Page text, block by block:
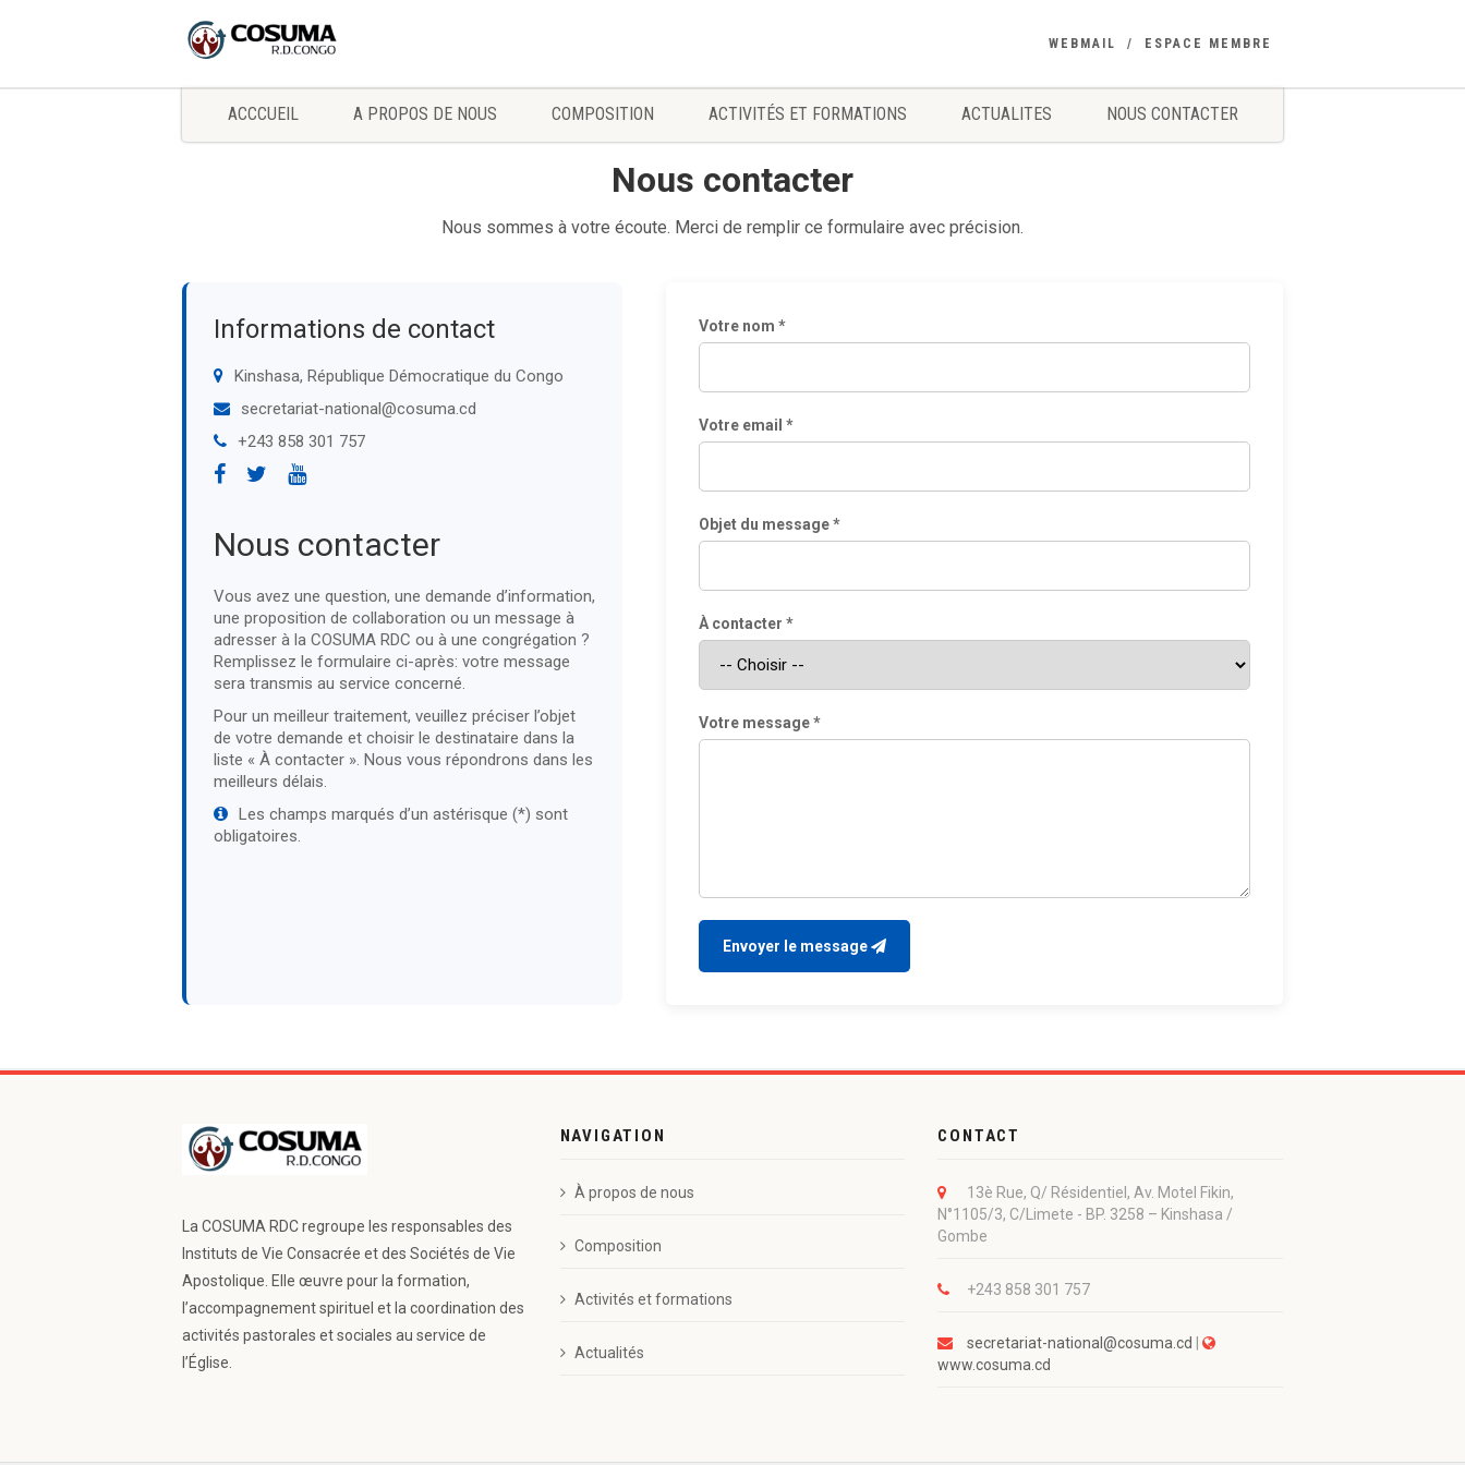
WEBMAIL ESPACE MEMBRE
ACCCUEIL A PROPOS DE NOUS COMPOSITION ACTIVITÉS ET FORMATIONS ACTUALITES NOUS CONTACTER
Nous contacter
Nous sommes à votre écoute. Merci de remplir ce formulaire avec précision.
Informations de contact
Kinshasa, République Démocratique du Congo
secretariat-national@cosuma.cd
+243 858 301 757
Nous contacter
Vous avez une question, une demande d’information,
une proposition de collaboration ou un message à
adresser à la COSUMA RDC ou à une congrégation ?
Remplissez le formulaire ci-après: votre message
sera transmis au service concerné.
Pour un meilleur traitement, veuillez préciser l’objet
de votre demande et choisir le destinataire dans la
liste « À contacter ». Nous vous répondrons dans les
meilleurs délais.
Les champs marqués d’un astérisque (*) sont
obligatoires.
Votre nom *
Votre email *
Objet du message *
À contacter *
Votre message *
Envoyer le message
La COSUMA RDC regroupe les responsables des
Instituts de Vie Consacrée et des Sociétés de Vie
Apostolique. Elle œuvre pour la formation,
l’accompagnement spirituel et la coordination des
activités pastorales et sociales au service de
l’Église.
NAVIGATION
À propos de nous
Composition
Activités et formations
Actualités
CONTACT
13è Rue, Q/ Résidentiel, Av. Motel Fikin,
N°1105/3, C/Limete - BP. 3258 – Kinshasa /
Gombe
+243 858 301 757
secretariat-national@cosuma.cd
|
www.cosuma.cd